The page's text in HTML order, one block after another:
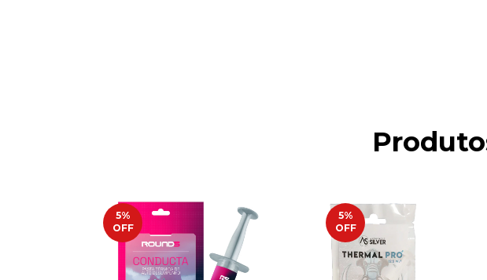
5%
OFF
5%
OFF